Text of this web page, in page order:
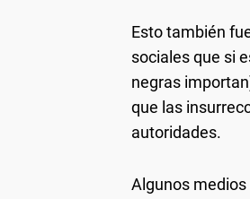
Esto también
sociales que si
negras
que las
autoridades.
Algunos